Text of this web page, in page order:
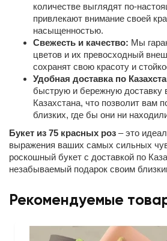
количестве выглядят по-
привлекают внимание своей
насыщенностью.
Свежесть и качество: Мы
цветов и их превосходный
сохранят свою красоту и
Удобная доставка по
быструю и бережную доставку
Казахстана, что позволит вам
близких, где бы они ни
Букет из 75 красных роз – это
выражения ваших самых сильных
роскошный букет с доставкой по
незабываемый подарок своим
Рекомендуемые